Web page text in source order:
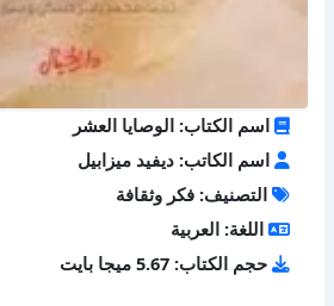
اسم الكتاب: الوصايا العشر
اسم الكاتب: ديفيد ميزابيل
التصنيف: فكر وثقافة
اللغة: العربية
حجم الكتاب: 5.67 ميجا بايت